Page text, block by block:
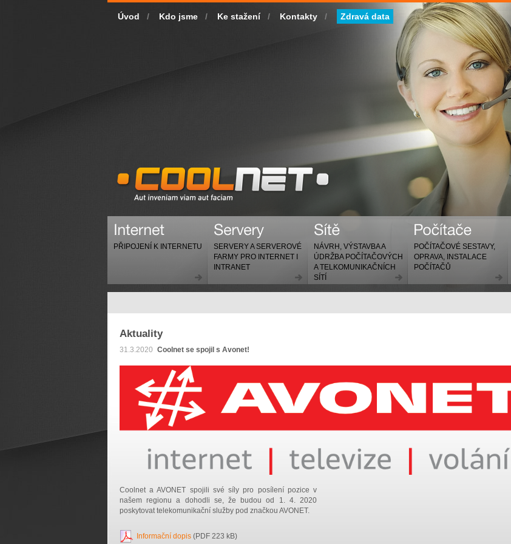
Úvod / Kdo jsme / Ke stažení / Kontakty / Zdravá data
PŘIPOJENÍ K INTERNETU
SERVERY A SERVEROVÉ
FARMY PRO INTERNET I
INTRANET
NÁVRH, VÝSTAVBA A
ÚDRŽBA POČÍTAČOVÝCH
A TELKOMUNIKAČNÍCH
SÍTÍ
POČÍTAČOVÉ SESTAVY,
OPRAVA, INSTALACE
POČÍTAČŮ
Aktuality
31.3.2020 Coolnet se spojil s Avonet!
Coolnet a AVONET spojili své síly pro posílení pozice v
našem regionu a dohodli se, že budou od 1. 4. 2020
poskytovat telekomunikační služby pod značkou AVONET.
Informační dopis (PDF 223 kB)